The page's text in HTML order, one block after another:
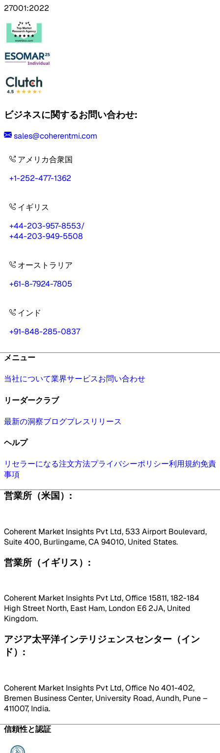
27001:2022
ビジネスに関するお問い合わせ:
sales@coherentmi.com
アメリカ合衆国
+1-252-477-1362
イギリス
+44-203-957-8553/
+44-203-949-5508
オーストラリア
+61-8-7924-7805
インド
+91-848-285-0837
メニュー
当社について業界サービスお問い合わせ
リーダークラブ
最新の洞察ブログプレスリリース
ヘルプ
リセラーになる注文方法プライバシーポリシー利用規約免責
事項
営業所（米国）:
Coherent Market Insights Pvt Ltd, 533 Airport Boulevard,
Suite 400, Burlingame, CA 94010, United States.
営業所（イギリス）:
Coherent Market Insights Pvt Ltd, Office 15811, 182-184
High Street North, East Ham, London E6 2JA, United
Kingdom.
アジア太平洋インテリジェンスセンター（イン
ド）:
Coherent Market Insights Pvt Ltd, Office No 401-402,
Bremen Business Center, University Road, Aundh, Pune –
411007, India.
信頼性と認証